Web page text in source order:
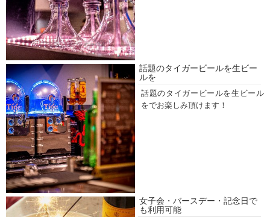
話題のタイガービールを生ビー
ルを
話題のタイガービールを生ビール
をでお楽しみ頂けます！
女子会・バースデー・記念日で
も利用可能